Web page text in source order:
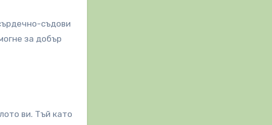
съдови
за добър
ви. Тъй като